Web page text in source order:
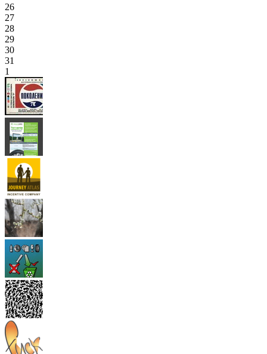
26
27
28
29
30
31
1